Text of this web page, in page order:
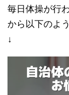
毎日体操が行
から以下のよ
↓